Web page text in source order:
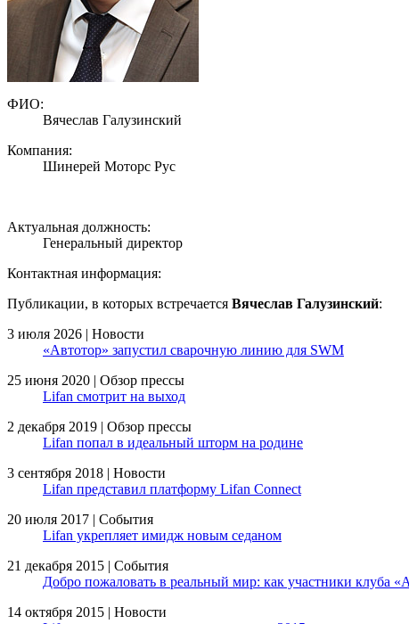
ФИО:
Вячеслав Галузинский
Компания:
Шинерей Моторс Рус
Актуальная должность:
Генеральный директор
Контактная информация:
Публикации, в которых встречается Вячеслав Галузинский:
3 июля 2026 | Новости
«Автотор» запустил сварочную линию для SWM
25 июня 2020 | Обзор прессы
Lifan смотрит на выход
2 декабря 2019 | Обзор прессы
Lifan попал в идеальный шторм на родине
3 сентября 2018 | Новости
Lifan представил платформу Lifan Connect
20 июля 2017 | События
Lifan укрепляет имидж новым седаном
21 декабря 2015 | События
Добро пожаловать в реальный мир: как участники клуба
14 октября 2015 | Новости